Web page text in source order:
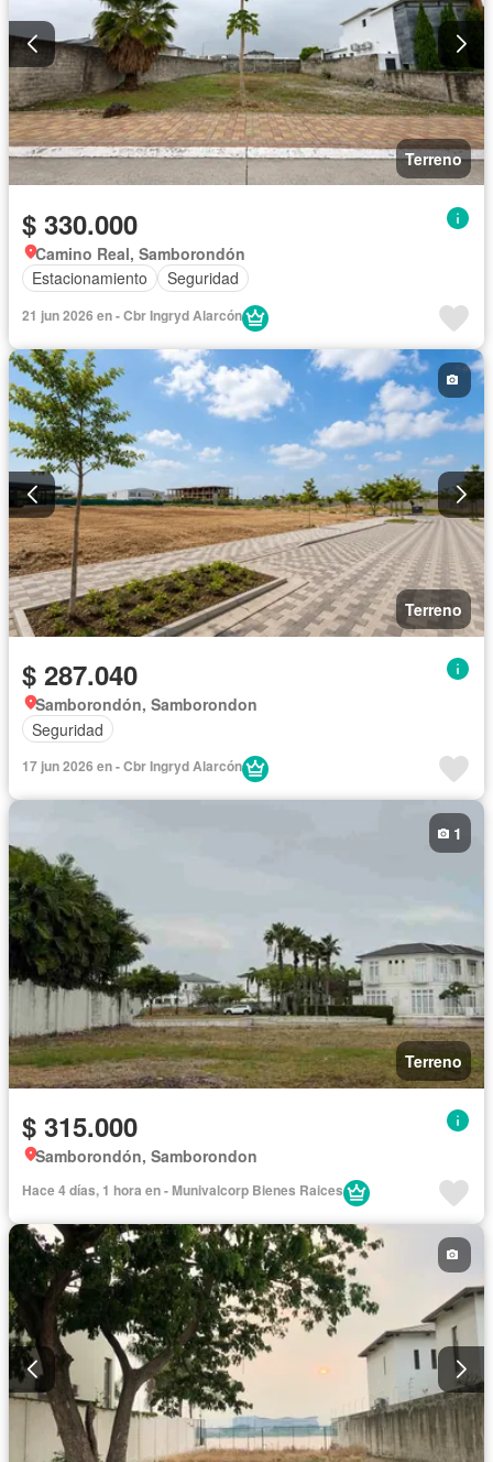
Terreno
$ 330.000
Camino Real, Samborondón
Estacionamiento
Seguridad
21 jun 2026 en - Cbr Ingryd Alarcón
Terreno
$ 287.040
Samborondón, Samborondon
Seguridad
17 jun 2026 en - Cbr Ingryd Alarcón
Terreno
1
$ 315.000
Samborondón, Samborondon
Hace 4 días, 1 hora en - Munivalcorp Bienes Raices